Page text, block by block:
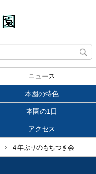
ニュース
本園の特色
本園の1日
アクセス
４年ぶりのもちつき会